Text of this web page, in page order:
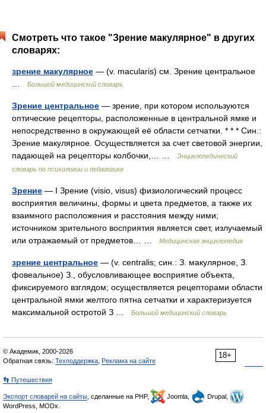
Смотреть что такое "Зрение макулярное" в других
словарях:
зрение макулярное — (v. macularis) см. Зрение центральное
Большой медицинский словарь
Зрение центральное — зрение, при котором используются
оптические рецепторы, расположенные в центральной ямке и
непосредственно в окружающей её области сетчатки. * * * Син.:
Зрение макулярное. Осуществляется за счет световой энергии,
падающей на рецепторы колбочки,… …
Энциклопедический
словарь по психологии и педагогике
Зрение — I Зрение (visio, visus) физиологический процесс
восприятия величины, формы и цвета предметов, а также их
взаимного расположения и расстояния между ними;
источником зрительного восприятия является свет, излучаемый
или отражаемый от предметов… …
Медицинская энциклопедия
зрение центральное — (v. centralis; син.: З. макулярное, З.
фовеальное) З., обусловливающее восприятие объекта,
фиксируемого взглядом; осуществляется рецепторами области
центральной ямки желтого пятна сетчатки и характеризуется
максимальной остротой З …
Большой медицинский словарь
18+
© Академик, 2000-2026
Обратная связь: Техподдержка Реклама на сайте
👣 Путешествия
Экспорт словарей на сайты , сделанные на PHP, Joomla,
Drupal,
WordPress, MODx.